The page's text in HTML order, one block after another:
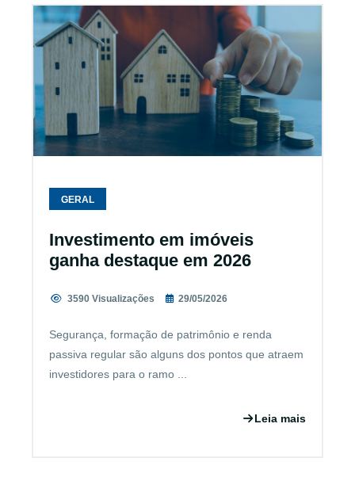
GERAL
Investimento em imóveis
ganha destaque em 2026
3590 Visualizações 29/05/2026
Segurança, formação de patrimônio e renda
passiva regular são alguns dos pontos que atraem
investidores para o ramo ...
Leia mais